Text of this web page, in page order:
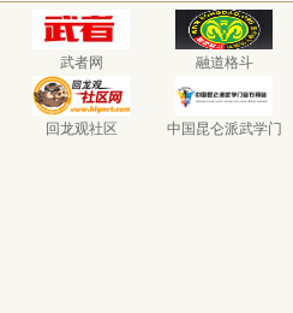
武者网 融道格斗
回龙观社区 中国昆仑派武学门